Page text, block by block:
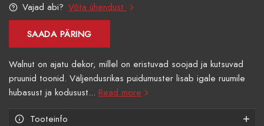
Vajad abi? Võta ühendust
SAADA PÄRING
Walnut on ajatu dekor, millel on eristuvad soojad ja kutsuvad
pruunid toonid. Väljendusrikas puidumuster lisab igale ruumile
hubasust ja kodusust... Read more
Tooteinfo